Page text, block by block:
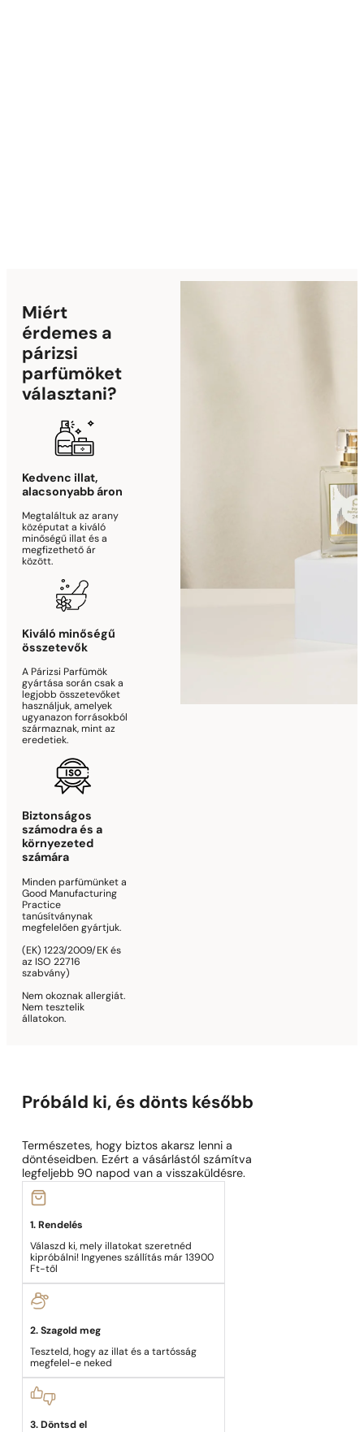
Miért
érdemes a
párizsi
parfümöket
választani?
Kedvenc illat,
alacsonyabb áron
Megtaláltuk az arany
középutat a kiváló
minőségű illat és a
megfizethető ár
között.
Kiváló minőségű
összetevők
A Párizsi Parfümök
gyártása során csak a
legjobb összetevőket
használjuk, amelyek
ugyanazon forrásokból
származnak, mint az
eredetiek.
Biztonságos
számodra és a
környezeted
számára
Minden parfümünket a
Good Manufacturing
Practice
tanúsítványnak
megfelelően gyártjuk.
(EK) 1223/2009/EK és
az ISO 22716
szabvány)
Nem okoznak allergiát.
Nem tesztelik
állatokon.
Próbáld ki, és dönts később
Természetes, hogy biztos akarsz lenni a
döntéseidben. Ezért a vásárlástól számítva
legfeljebb 90 napod van a visszaküldésre.
1. Rendelés
Válaszd ki, mely illatokat szeretnéd
kipróbálni! Ingyenes szállítás már 13900
Ft-től
2. Szagold meg
Teszteld, hogy az illat és a tartósság
megfelel-e neked
3. Döntsd el